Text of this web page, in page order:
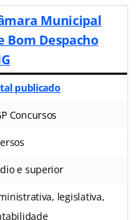
Municipal
Bom Despacho
publicado
Concursos
e superior
legislativa,